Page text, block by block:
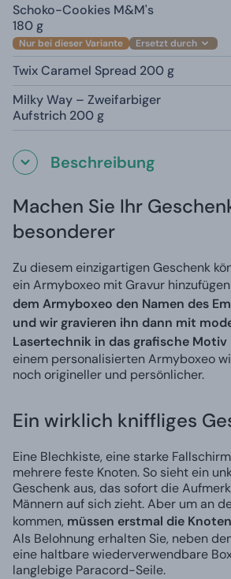
Schoko-Cookies M&M's
180 g
Nur bei dieser Variante Ersetzt durch
Twix Caramel Spread 200 g
Milky Way – Zweifarbiger
Aufstrich 200 g
Beschreibung
Machen Sie Ihr
besonderer
Zu diesem einzigartigen Geschenk
ein Armyboxeo mit Gravur
dem Armyboxeo den Namen des
und wir gravieren ihn dann mit
Lasertechnik in das grafische Motiv
einem personalisierten Armyboxeo
noch origineller und persönlicher.
Ein wirklich kniffliges
Eine Blechkiste, eine starke
mehrere feste Knoten. So sieht ein
Geschenk aus, das sofort die
Männern auf sich zieht. Aber um an
kommen, müssen erstmal die
Als Belohnung erhalten Sie, neben
eine haltbare wiederverwendbare
langlebige Paracord-Seile.